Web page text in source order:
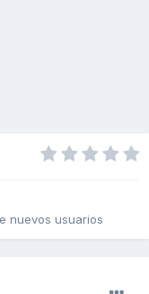
nuevos usuarios